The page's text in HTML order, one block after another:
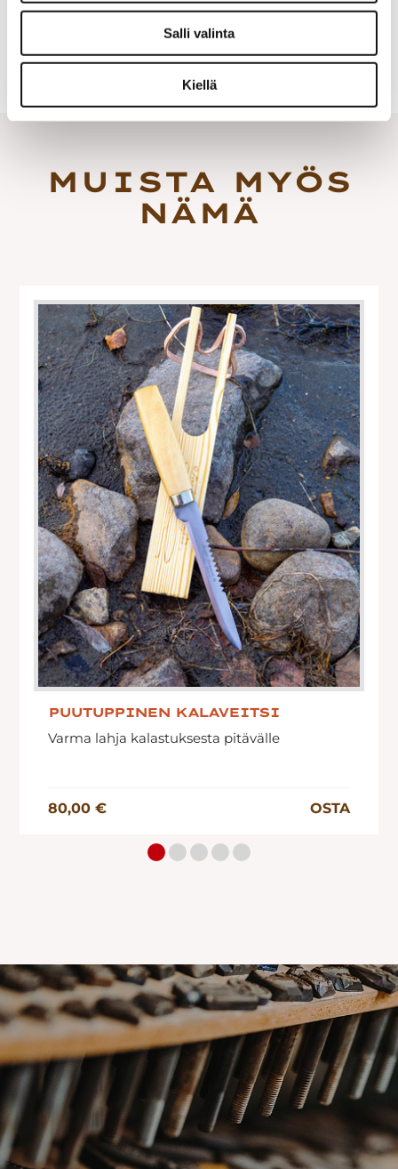
Salli valinta
Kiellä
Puukkojen hoito-ohjeet
Tutustu puukkojen hoito-ohjeisiin ›
PUUTUPPINEN KALAVEITSI
Varma lahja kalastuksesta pitävälle
80,00 € OSTA